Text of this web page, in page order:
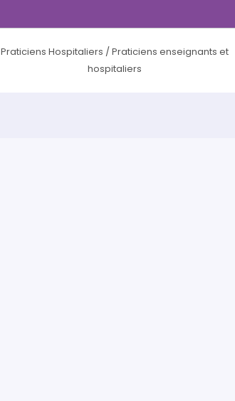
Praticiens Hospitaliers / Praticiens enseignants et
hospitaliers